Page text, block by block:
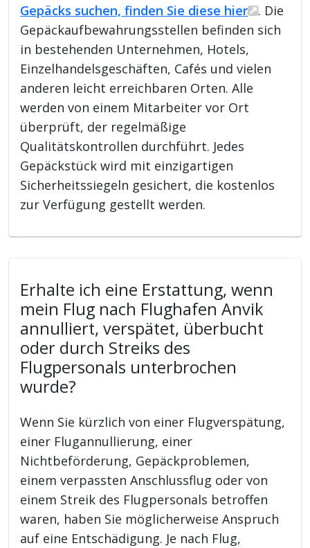
Gepäcks suchen, finden Sie diese hier
. Die
Gepäckaufbewahrungsstellen befinden sich
in bestehenden Unternehmen, Hotels,
Einzelhandelsgeschäften, Cafés und vielen
anderen leicht erreichbaren Orten. Alle
werden von einem Mitarbeiter vor Ort
überprüft, der regelmäßige
Qualitätskontrollen durchführt. Jedes
Gepäckstück wird mit einzigartigen
Sicherheitssiegeln gesichert, die kostenlos
zur Verfügung gestellt werden.
Erhalte ich eine Erstattung, wenn
mein Flug nach Flughafen Anvik
annulliert, verspätet, überbucht
oder durch Streiks des
Flugpersonals unterbrochen
wurde?
Wenn Sie kürzlich von einer Flugverspätung,
einer Flugannullierung, einer
Nichtbeförderung, Gepäckproblemen,
einem verpassten Anschlussflug oder von
einem Streik des Flugpersonals betroffen
waren, haben Sie möglicherweise Anspruch
auf eine Entschädigung. Je nach Flug,